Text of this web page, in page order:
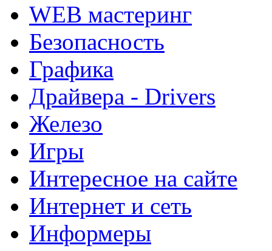
WEB мастеринг
Безопасность
Графика
Драйвера - Drivers
Железо
Игры
Интересное на сайте
Интернет и сеть
Информеры